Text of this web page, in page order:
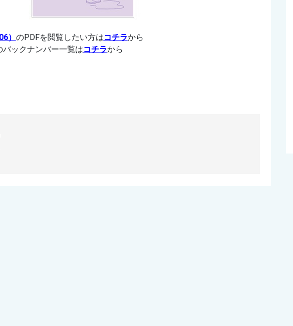
） のPDFを閲覧したい方はコチラから
バックナンバー一覧はコチラから